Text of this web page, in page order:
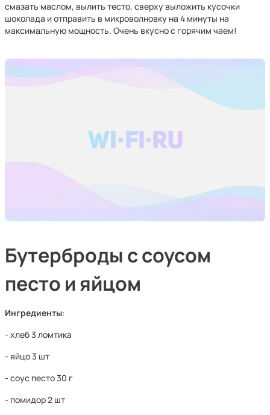
смазать маслом, вылить тесто, сверху выложить кусочки
шоколада и отправить в микроволновку на 4 минуты на
максимальную мощность. Очень вкусно с горячим чаем!
Бутерброды с соусом
песто и яйцом
Ингредиенты:
- хлеб 3 ломтика
- яйцо 3 шт
- соус песто 30 г
- помидор 2 шт